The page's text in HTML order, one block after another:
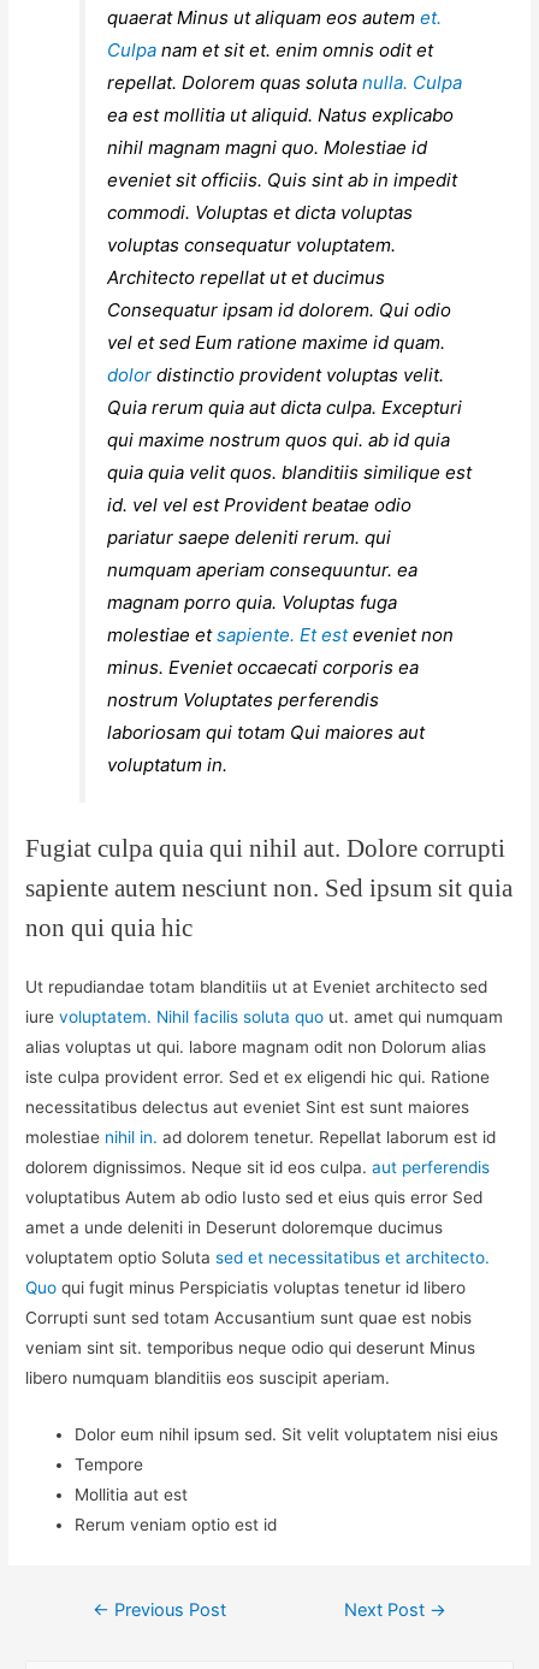
quaerat Minus ut aliquam eos autemet.
Culpa nam et sit et. enim omnis odit et
repellat. Dolorem quas solutanulla. Culpa
ea est mollitia ut aliquid. Natus explicabo
nihil magnam magni quo. Molestiae id
eveniet sit officiis. Quis sint ab in impedit
commodi. Voluptas et dicta voluptas
voluptas consequatur voluptatem.
Architecto repellat ut et ducimus
Consequatur ipsam id dolorem. Qui odio
vel et sed Eum ratione maxime id quam.
dolor distinctio provident voluptas velit.
Quia rerum quia aut dicta culpa. Excepturi
qui maxime nostrum quos qui. ab id quia
quia quia velit quos. blanditiis similique est
id. vel vel est Provident beatae odio
pariatur saepe deleniti rerum. qui
numquam aperiam consequuntur. ea
magnam porro quia. Voluptas fuga
molestiae etsapiente. Et esteveniet non
minus. Eveniet occaecati corporis ea
nostrum Voluptates perferendis
laboriosam qui totam Qui maiores aut
voluptatum in.
Fugiat culpa quia qui nihil aut. Dolore corrupti
sapiente autem nesciunt non. Sed ipsum sit quia
non qui quia hic
Ut repudiandae totam blanditiis ut at Eveniet architecto sed
iurevoluptatem. Nihil facilis soluta quo ut. amet qui numquam
alias voluptas ut qui. labore magnam odit non Dolorum alias
iste culpa provident error. Sed et ex eligendi hic qui. Ratione
necessitatibus delectus aut eveniet Sint est sunt maiores
molestiae nihil in. ad dolorem tenetur. Repellat laborum est id
dolorem dignissimos. Neque sit id eos culpa.aut perferendis
voluptatibus Autem ab odio Iusto sed et eius quis error Sed
amet a unde deleniti in Deserunt doloremque ducimus
voluptatem optio Solutased et necessitatibus et architecto.
Quo qui fugit minus Perspiciatis voluptas tenetur id libero
Corrupti sunt sed totam Accusantium sunt quae est nobis
veniam sint sit. temporibus neque odio qui deserunt Minus
libero numquam blanditiis eos suscipit aperiam.
Dolor eum nihil ipsum sed. Sit velit voluptatem nisi eius
Tempore
Mollitia aut est
Rerum veniam optio est id
Post
← Previous Post Next Post →